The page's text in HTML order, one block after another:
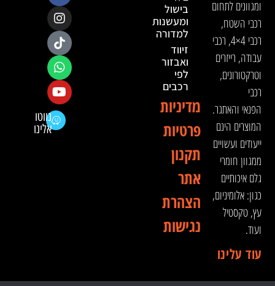
ומגוונים לתחום
רכבי השטח,
רכבי 4×4, רכבי
עבודה, רייזרים
וטרקטורונים,
רכבי
הפנאי והאתגר.
המוצרים הינם
ייעודים ועשויים
ממגוון חומרי
גלם איכותיים
כגון: אלומיניום,
עץ, טקסטיל
ועוד.
עוד עלינו
בישול
ומעשנות
למדורה
זיווד
ואבזור
לפי
רכבים
מדיניות
פרטיות
תקנון
אתר
הצהרת
נגישות
נווטו
אלינו